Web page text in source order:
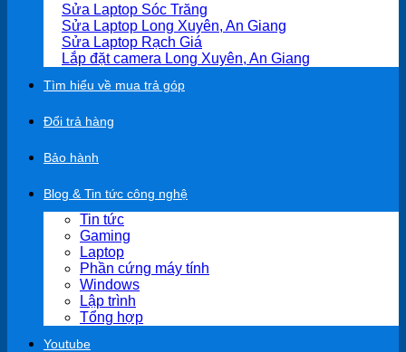
Sửa Laptop Sóc Trăng
Sửa Laptop Long Xuyên, An Giang
Sửa Laptop Rạch Giá
Lắp đặt camera Long Xuyên, An Giang
Tìm hiểu về mua trả góp
Đổi trả hàng
Bảo hành
Blog & Tin tức công nghệ
Tin tức
Gaming
Laptop
Phần cứng máy tính
Windows
Lập trình
Tổng hợp
Youtube